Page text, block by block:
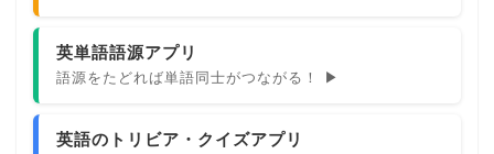
英単語語源アプリ
語源をたどれば単語同士がつながる！ ▶
英語のトリビア・クイズアプリ